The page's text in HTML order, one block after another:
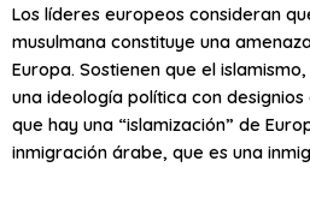
Los líderes europeos consideran
musulmana constituye una
Europa. Sostienen que el
una ideología política con
que hay una “islamización” de
inmigración árabe, que es una